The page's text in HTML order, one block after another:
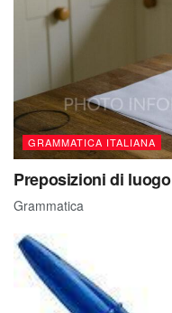
GRAMMATICA ITALIANA
Preposizioni di luogo
Grammatica